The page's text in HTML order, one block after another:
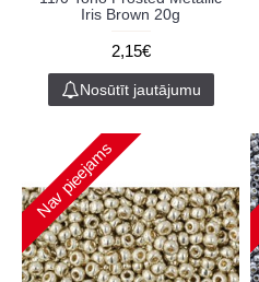
Iris Brown 20g
2,15€
Nosūtīt jautājumu
Nav pieejams